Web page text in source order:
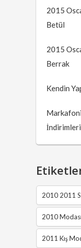
2015
Betül
2015
Berrak
Kendin
İndirimleri
2010 2011
2010 Modası
2011 Kış